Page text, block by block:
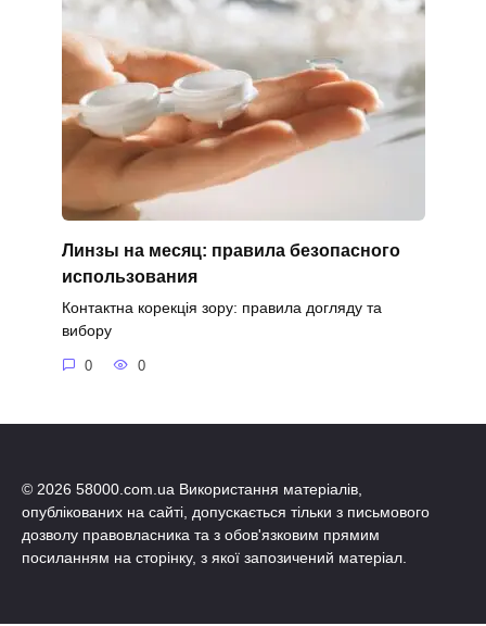
Линзы на месяц: правила безопасного
использования
Контактна корекція зору: правила догляду та
вибору
0 0
© 2026 58000.com.ua Використання матеріалів,
опублікованих на сайті, допускається тільки з письмового
дозволу правовласника та з обов'язковим прямим
посиланням на сторінку, з якої запозичений матеріал.